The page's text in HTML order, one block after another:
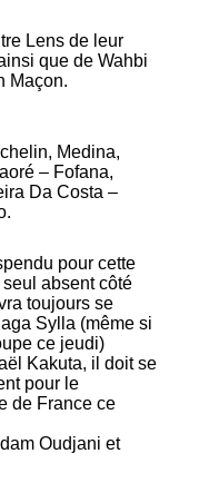
Lens de leur
que de Wahbi
Maçon.
Medina,
– Fofana,
Da Costa –
pour cette
absent côté
toujours se
Sylla (même si
ce jeudi)
Kakuta, il doit se
pour le
de France ce
Oudjani et